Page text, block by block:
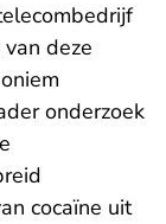
van deze
onderzoek
cocaïne uit